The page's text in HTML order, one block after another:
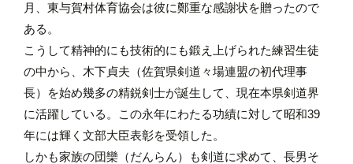
月、東与賀村体育協会は彼に鄭重な感謝状を贈ったので
ある。
こうして精神的にも技術的にも鍛え上げられた練習生徒
の中から、木下貞夫（佐賀県剣道々場連盟の初代理事
長）を始め幾多の精鋭剣士が誕生して、現在本県剣道界
に活躍している。この永年にわたる功績に対して昭和39
年には輝く文部大臣表彰を受領した。
しかも家族の団欒（だんらん）も剣道に求めて、長男そ